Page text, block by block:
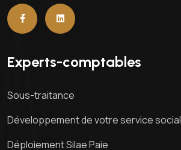
Experts-comptables
Sous-traitance
Développement de votre service social
Déploiement Silae Paie